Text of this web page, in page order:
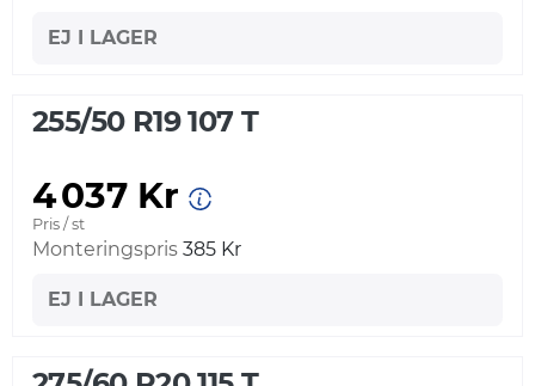
EJ I LAGER
255/50 R19 107 T
4 037 Kr
Pris / st
Monteringspris 385 Kr
EJ I LAGER